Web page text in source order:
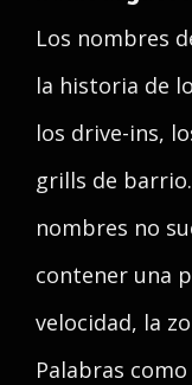
Los nombres
la historia de
los drive-ins,
grills de
nombres no
contener una
velocidad, la
Palabras